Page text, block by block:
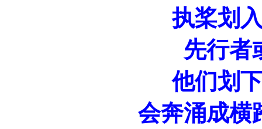
执桨划
先行者
他们划
会奔涌成横